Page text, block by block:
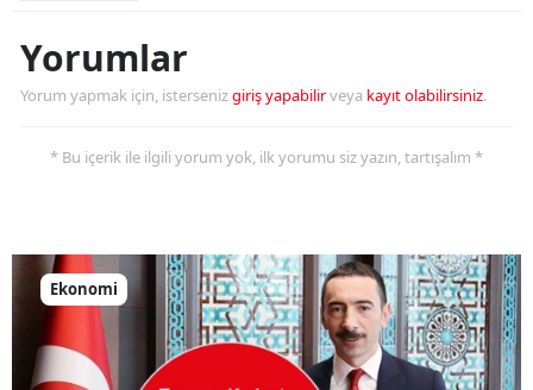
Yorumlar
Yorum yapmak için, istersenizgiriş yapabilirveya kayıt olabilirsiniz.
* Bu içerik ile ilgili yorum yok, ilk yorumu siz yazın, tartışalım *
Ekonomi